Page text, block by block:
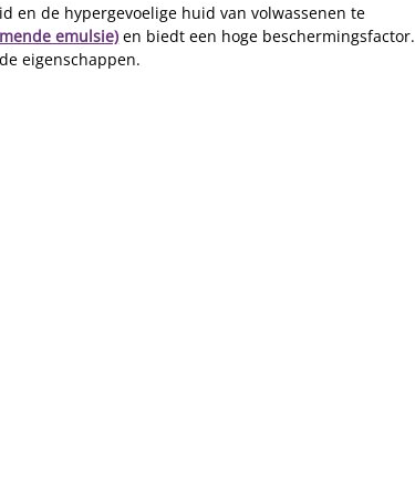
en de hypergevoelige huid van volwassenen te
emulsie) en biedt een hoge beschermingsfactor.
eigenschappen.